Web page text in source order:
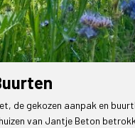
de gekozen aanpak en
van Jantje Beton